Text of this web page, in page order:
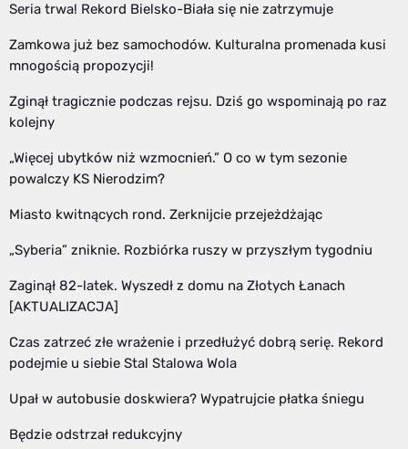
Seria trwa! Rekord Bielsko-Biała się nie zatrzymuje
Zamkowa już bez samochodów. Kulturalna promenada kusi
mnogością propozycji!
Zginął tragicznie podczas rejsu. Dziś go wspominają po raz
kolejny
„Więcej ubytków niż wzmocnień.” O co w tym sezonie
powalczy KS Nierodzim?
Miasto kwitnących rond. Zerknijcie przejeżdżając
„Syberia” zniknie. Rozbiórka ruszy w przyszłym tygodniu
Zaginął 82-latek. Wyszedł z domu na Złotych Łanach
[AKTUALIZACJA]
Czas zatrzeć złe wrażenie i przedłużyć dobrą serię. Rekord
podejmie u siebie Stal Stalowa Wola
Upał w autobusie doskwiera? Wypatrujcie płatka śniegu
Będzie odstrzał redukcyjny